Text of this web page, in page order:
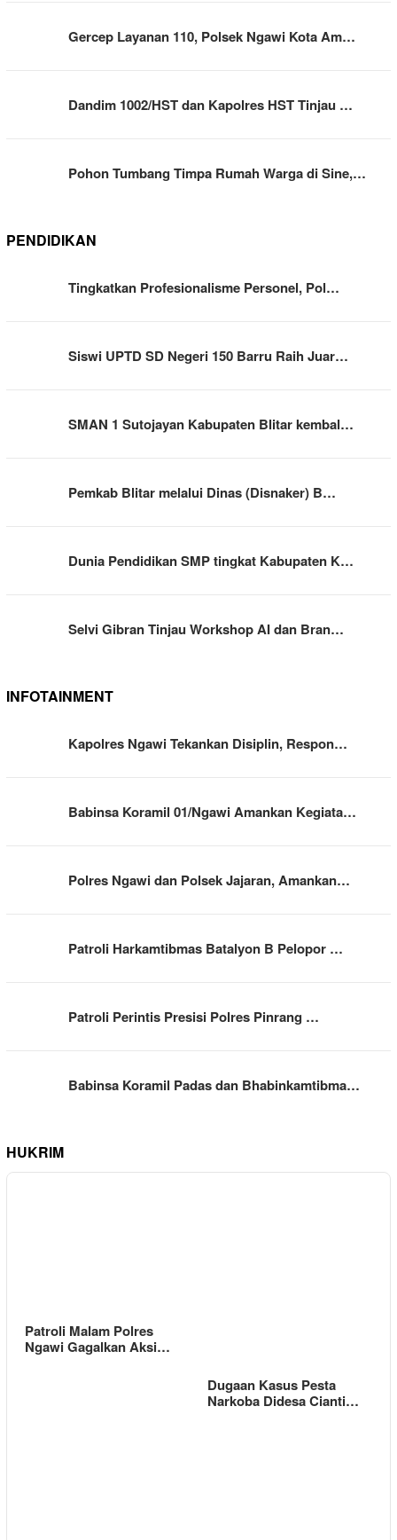
Gercep Layanan 110, Polsek Ngawi Kota Am…
Dandim 1002/HST dan Kapolres HST Tinjau …
Pohon Tumbang Timpa Rumah Warga di Sine,…
PENDIDIKAN
Tingkatkan Profesionalisme Personel, Pol…
Siswi UPTD SD Negeri 150 Barru Raih Juar…
SMAN 1 Sutojayan Kabupaten Blitar kembal…
Pemkab Blitar melalui Dinas (Disnaker) B…
Dunia Pendidikan SMP tingkat Kabupaten K…
Selvi Gibran Tinjau Workshop AI dan Bran…
INFOTAINMENT
Kapolres Ngawi Tekankan Disiplin, Respon…
Babinsa Koramil 01/Ngawi Amankan Kegiata…
Polres Ngawi dan Polsek Jajaran, Amankan…
Patroli Harkamtibmas Batalyon B Pelopor …
Patroli Perintis Presisi Polres Pinrang …
Babinsa Koramil Padas dan Bhabinkamtibma…
HUKRIM
Patroli Malam Polres
Ngawi Gagalkan Aksi…
Dugaan Kasus Pesta
Narkoba Didesa Cianti…